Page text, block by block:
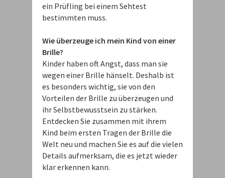
ein Prüfling bei einem Sehtest
bestimmten muss.
Wie überzeuge ich mein Kind von einer
Brille?
Kinder haben oft Angst, dass man sie
wegen einer Brille hänselt. Deshalb ist
es besonders wichtig, sie von den
Vorteilen der Brille zu überzeugen und
ihr Selbstbewusstsein zu stärken.
Entdecken Sie zusammen mit ihrem
Kind beim ersten Tragen der Brille die
Welt neu und machen Sie es auf die vielen
Details aufmerksam, die es jetzt wieder
klar erkennen kann.